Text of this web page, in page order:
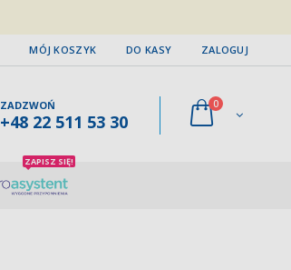
MÓJ KOSZYK DO KASY ZALOGUJ
ZADZWOŃ
+48 22 511 53 30
0
ZAPISZ SIĘ!